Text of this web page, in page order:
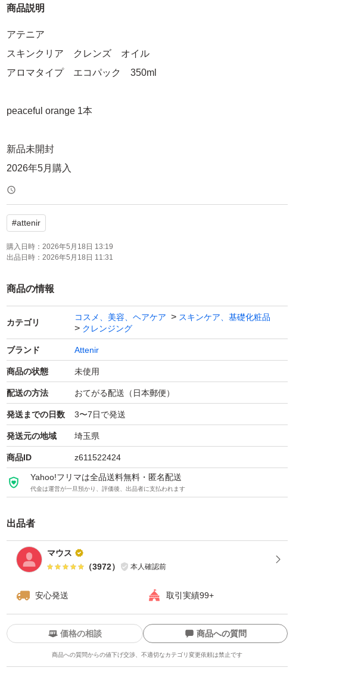
商品説明
アテニア
スキンクリア クレンズ オイル
アロマタイプ エコパック 350ml
peaceful orange 1本
新品未開封
#attenir
購入日時： 2026年5月18日 13:19
出品日時： 2026年5月18日 11:31
商品の情報
カテゴリ
コスメ、美容、ヘアケア
スキンケア、基礎化粧品
クレンジング
ブランド Attenir
商品の状態 未使用
配送の方法 おてがる配送（日本郵便）
発送までの日数 3〜7日で発送
発送元の地域 埼玉県
商品ID z611522424
Yahoo!フリマは全品送料無料・匿名配送
代金は運営が一旦預かり、評価後、出品者に支払われます
出品者
マウス
（3972） 本人確認前
安心発送 取引実績99+
価格の相談 商品への質問
商品への質問からの値下げ交渉、不適切なカテゴリ変更依頼は禁止です